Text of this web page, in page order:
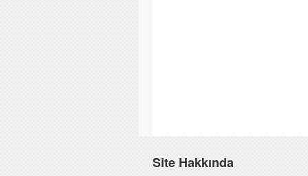
Site Hakkında